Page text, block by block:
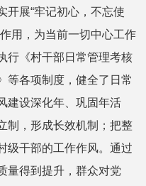
开展“牢记初心，不忘使
用，为当前一切中心工作
行《村干部日常管理考核
等各项制度，健全了日常
建设深化年、巩固年活
制，形成长效机制；把整
级干部的工作作风。通过
量得到提升，群众对党